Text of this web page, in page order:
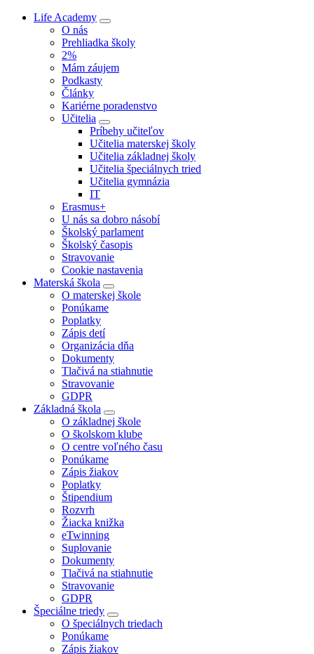
Life Academy
O nás
Prehliadka školy
2%
Mám záujem
Podkasty
Články
Kariérne poradenstvo
Učitelia
Príbehy učiteľov
Učitelia materskej školy
Učitelia základnej školy
Učitelia špeciálnych tried
Učitelia gymnázia
IT
Erasmus+
U nás sa dobro násobí
Školský parlament
Školský časopis
Stravovanie
Cookie nastavenia
Materská škola
O materskej škole
Ponúkame
Poplatky
Zápis detí
Organizácia dňa
Dokumenty
Tlačivá na stiahnutie
Stravovanie
GDPR
Základná škola
O základnej škole
O školskom klube
O centre voľného času
Ponúkame
Zápis žiakov
Poplatky
Štipendium
Rozvrh
Žiacka knižka
eTwinning
Suplovanie
Dokumenty
Tlačivá na stiahnutie
Stravovanie
GDPR
Špeciálne triedy
O špeciálnych triedach
Ponúkame
Zápis žiakov